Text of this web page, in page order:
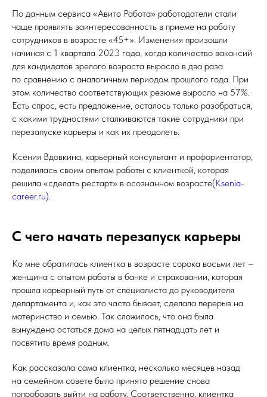
По данным сервиса «Авито Работа» работодатели стали
чаще проявлять заинтересованность в приеме на работу
сотрудников в возрасте «45+». Изменения произошли
начиная с 1 квартала 2023 года, когда количество вакансий
для кандидатов зрелого возраста выросло в два раза
по сравнению с аналогичным периодом прошлого года. При
этом количество соответствующих резюме выросло на 57%.
Есть спрос, есть предложение, осталось только разобраться,
с какими трудностями сталкиваются такие сотрудники при
перезапуске карьеры и как их преодолеть.
Ксения Вдовкина, карьерный консультант и профориентатор,
поделилась своим опытом работы с клиенткой, которая
решила «сделать рестарт» в осознанном возрасте(Ksenia-
career.ru).
С чего начать перезапуск карьеры
Ко мне обратилась клиентка в возрасте сорока восьми лет –
женщина с опытом работы в банке и страховании, которая
прошла карьерный путь от специалиста до руководителя
департамента и, как это часто бывает, сделала перерыв на
материнство и семью. Так сложилось, что она была
вынуждена остаться дома на целых пятнадцать лет и
посвятить время родным.
Как рассказала сама клиентка, несколько месяцев назад
на семейном совете было принято решение снова
попробовать выйти на работу. Соответственно, клиентка